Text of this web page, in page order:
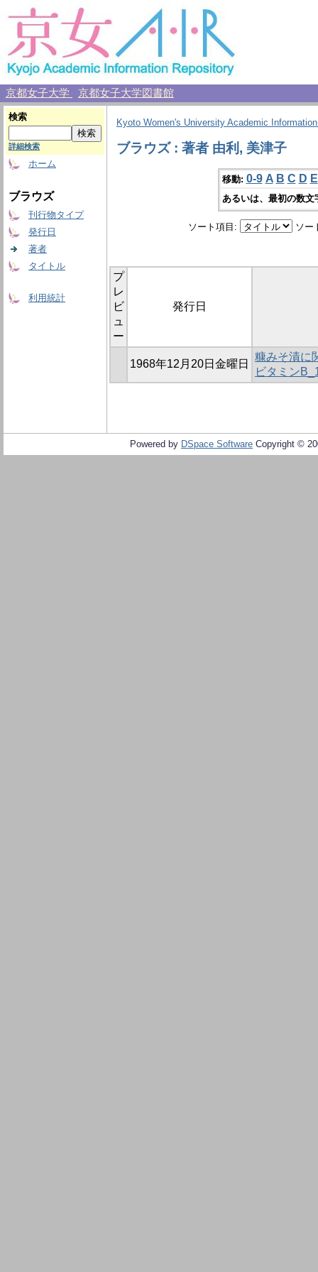
京都女子大学 京都女子大学図書館
検索
詳細検索
ホーム
ブラウズ
刊行物タイプ
発行日
著者
タイトル
利用統計
Kyoto Women's University Academic
ブラウズ : 著者 由利, 美津子
移動: 0-9 A B C D E
あるいは、最初の数
ソート項目: ソー
プ
レ
ビ
ュ
ー
発行日
1968年12月20日金曜日
糠みそ漬に
ビタミン
Powered by DSpace Software Copyright ©